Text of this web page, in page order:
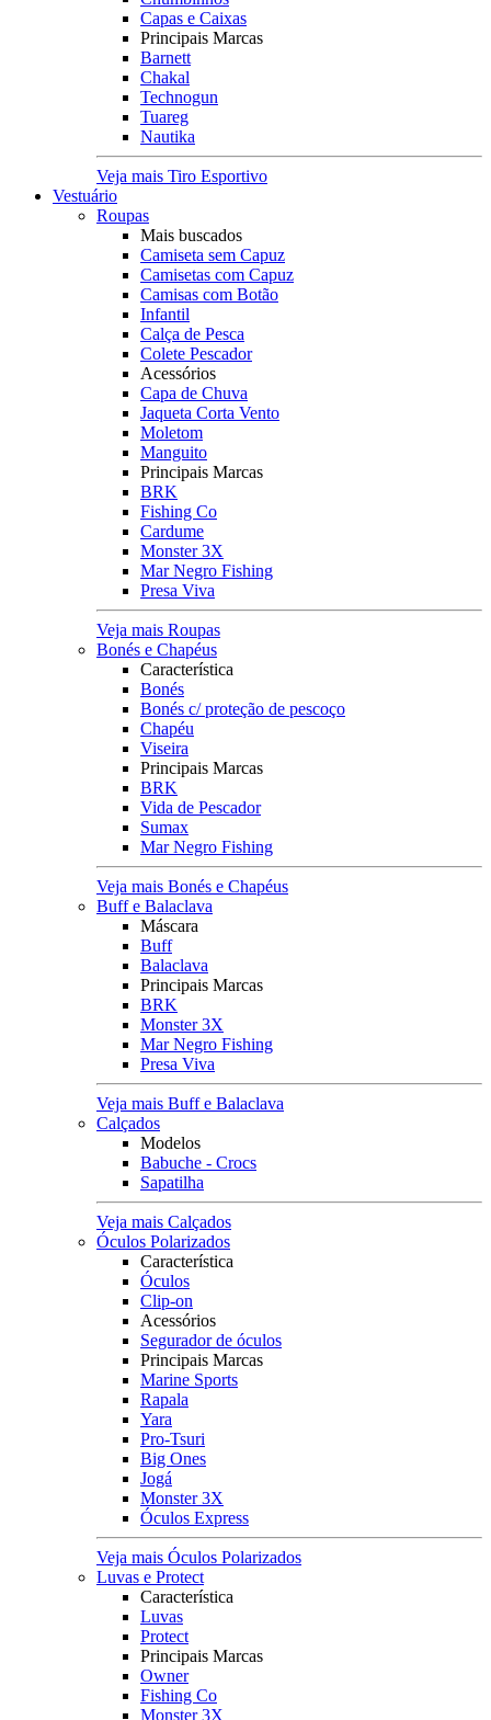
Capas e Caixas
Principais Marcas
Barnett
Chakal
Technogun
Tuareg
Nautika
Veja mais Tiro Esportivo
Vestuário
Roupas
Mais buscados
Camiseta sem Capuz
Camisetas com Capuz
Camisas com Botão
Infantil
Calça de Pesca
Colete Pescador
Acessórios
Capa de Chuva
Jaqueta Corta Vento
Moletom
Manguito
Principais Marcas
BRK
Fishing Co
Cardume
Monster 3X
Mar Negro Fishing
Presa Viva
Veja mais Roupas
Bonés e Chapéus
Característica
Bonés
Bonés c/ proteção de pescoço
Chapéu
Viseira
Principais Marcas
BRK
Vida de Pescador
Sumax
Mar Negro Fishing
Veja mais Bonés e Chapéus
Buff e Balaclava
Máscara
Buff
Balaclava
Principais Marcas
BRK
Monster 3X
Mar Negro Fishing
Presa Viva
Veja mais Buff e Balaclava
Calçados
Modelos
Babuche - Crocs
Sapatilha
Veja mais Calçados
Óculos Polarizados
Característica
Óculos
Clip-on
Acessórios
Segurador de óculos
Principais Marcas
Marine Sports
Rapala
Yara
Pro-Tsuri
Big Ones
Jogá
Monster 3X
Óculos Express
Veja mais Óculos Polarizados
Luvas e Protect
Característica
Luvas
Protect
Principais Marcas
Owner
Fishing Co
Monster 3X